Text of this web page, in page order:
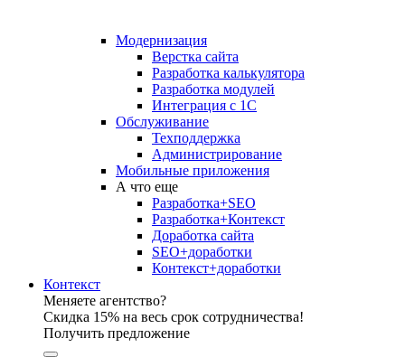
Модернизация
Верстка сайта
Разработка калькулятора
Разработка модулей
Интеграция с 1С
Обслуживание
Техподдержка
Администрирование
Мобильные приложения
А что еще
Разработка+SEO
Разработка+Контекст
Доработка сайта
SEO+доработки
Контекст+доработки
Контекст
Меняете агентство?
Скидка 15% на весь срок сотрудничества!
Получить предложение